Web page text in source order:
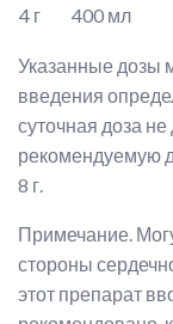
4 г
400 мл
Указанные дозы
введения
суточная доза
рекомендуемую
8 г.
Примечание.
стороны
этот препарат